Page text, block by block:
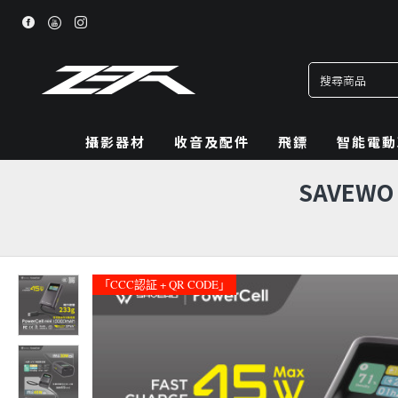
攝影器材 收音及配件 飛鏢 智能電
「CCC認証 + QR CODE」